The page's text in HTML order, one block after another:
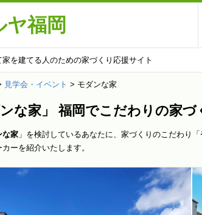
ヤ福岡
を建てる人のための家づくり応援サイト
見学会・イベント > モダンな家
な家」 福岡でこだわりの家づ
な家 」を検討しているあなたに、家づくりのこだわり「
ーを紹介いたします。